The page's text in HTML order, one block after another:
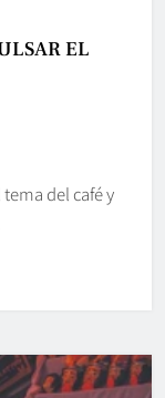
EL
tema del café y